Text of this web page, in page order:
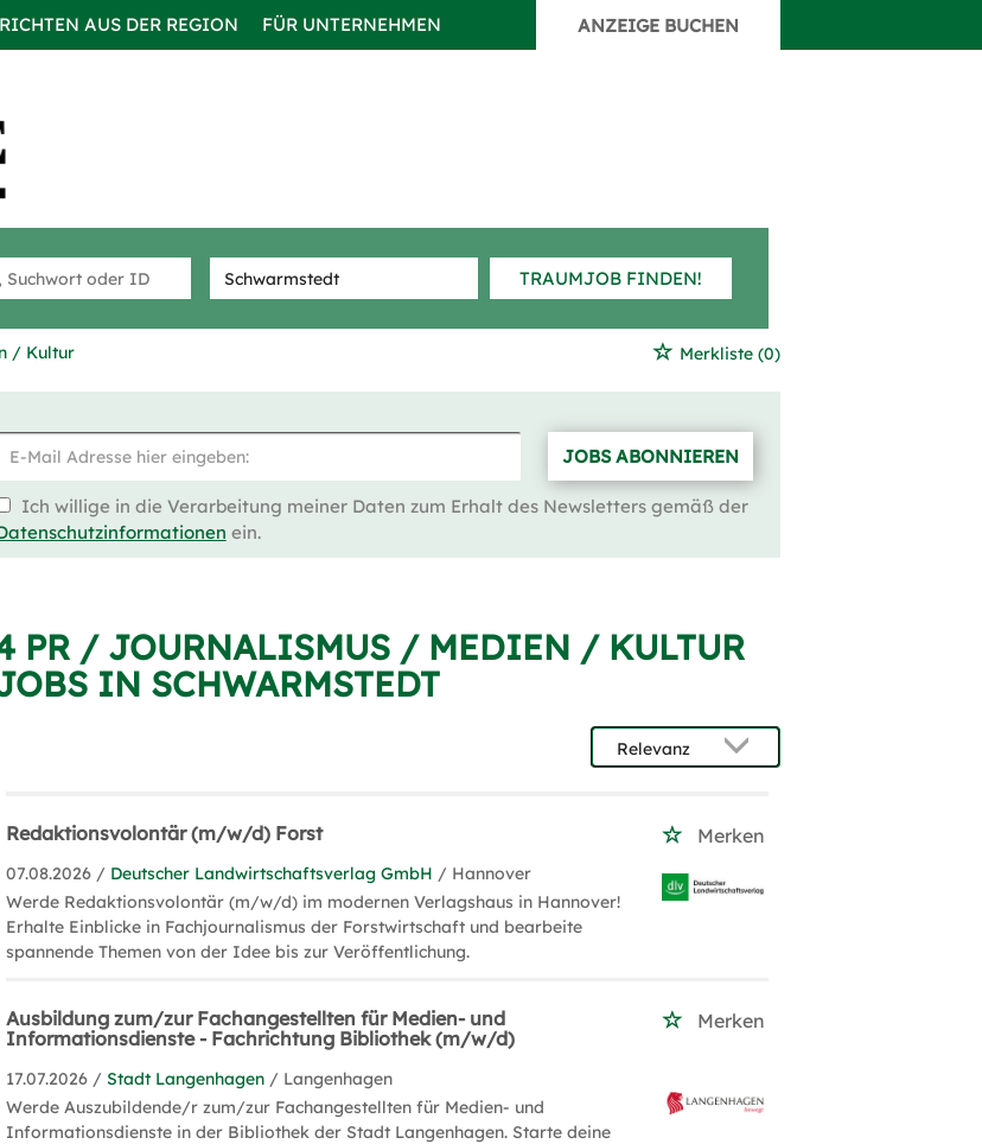
AUS DER REGION FÜR UNTERNEHMEN ANZEIGE BUCHEN
TRAUMJOB FINDEN!
/ Kultur Merkliste (0)
JOBS ABONNIEREN
Ich willige in die Verarbeitung meiner Daten zum Erhalt des Newsletters gemäß der
ein.
PR / JOURNALISMUS / MEDIEN / KULTUR
IN SCHWARMSTEDT
Redaktionsvolontär (m/w/d) Forst Merken
07.08.2026 / Deutscher Landwirtschaftsverlag GmbH / Hannover
Werde Redaktionsvolontär (m/w/d) im modernen Verlagshaus in Hannover!
Erhalte Einblicke in Fachjournalismus der Forstwirtschaft und bearbeite
spannende Themen von der Idee bis zur Veröffentlichung.
Ausbildung zum/zur Fachangestellten für Medien- und
Informationsdienste - Fachrichtung Bibliothek (m/w/d)
Merken
17.07.2026 /Stadt Langenhagen / Langenhagen
Werde Auszubildende/r zum/zur Fachangestellten für Medien- und
Informationsdienste in der Bibliothek der Stadt Langenhagen. Starte deine